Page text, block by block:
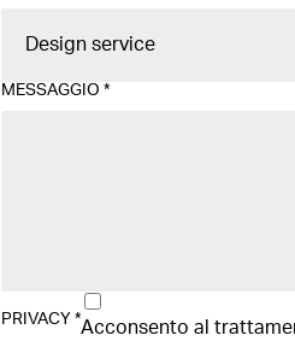
Design service
MESSAGGIO *
PRIVACY *Acconsento al